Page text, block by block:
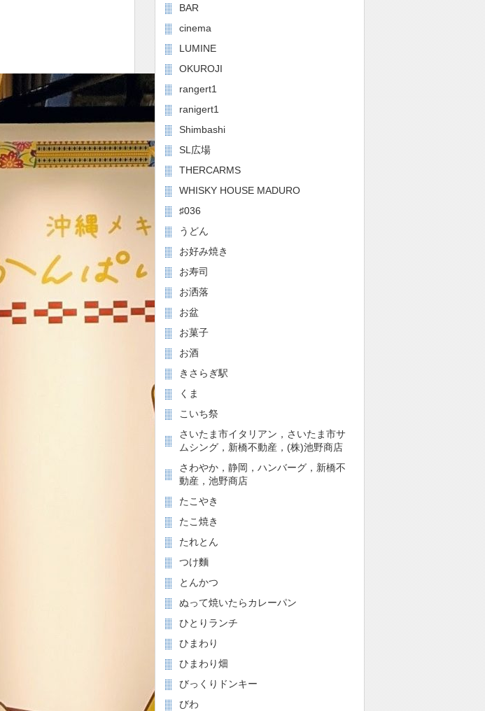
BAR
cinema
LUMINE
OKUROJI
rangert1
ranigert1
Shimbashi
SL広場
THERCARMS
WHISKY HOUSE MADURO
♯036
うどん
お好み焼き
お寿司
お洒落
お盆
お菓子
お酒
きさらぎ駅
くま
こいち祭
さいたま市イタリアン，さいたま市サ
ムシング，新橋不動産，(株)池野商店
さわやか，静岡，ハンバーグ，新橋不
動産，池野商店
たこやき
たこ焼き
たれとん
つけ麵
とんかつ
ぬって焼いたらカレーパン
ひとりランチ
ひまわり
ひまわり畑
びっくりドンキー
びわ